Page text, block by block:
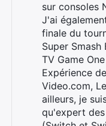
sur consoles
J'ai
finale du
Super Smash
TV Game
Expérience
Video.com,
ailleurs, je
qu'expert